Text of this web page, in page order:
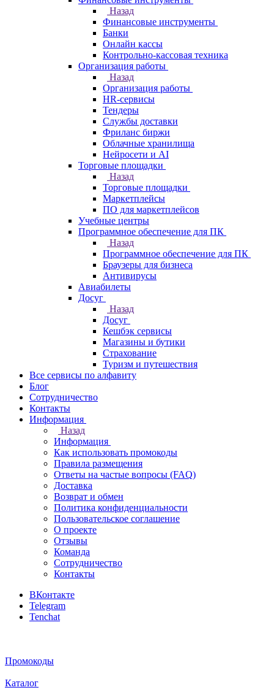
Назад
Финансовые инструменты
Банки
Онлайн кассы
Контрольно-кассовая техника
Организация работы
Назад
Организация работы
HR-сервисы
Тендеры
Службы доставки
Фриланс биржи
Облачные хранилища
Нейросети и AI
Торговые площадки
Назад
Торговые площадки
Маркетплейсы
ПО для маркетплейсов
Учебные центры
Программное обеспечение для ПК
Назад
Программное обеспечение для ПК
Браузеры для бизнеса
Антивирусы
Авиабилеты
Досуг
Назад
Досуг
Кешбэк сервисы
Магазины и бутики
Страхование
Туризм и путешествия
Все сервисы по алфавиту
Блог
Сотрудничество
Контакты
Информация
Назад
Информация
Как использовать промокоды
Правила размещения
Ответы на частые вопросы (FAQ)
Доставка
Возврат и обмен
Политика конфиденциальности
Пользовательское соглашение
О проекте
Отзывы
Команда
Сотрудничество
Контакты
ВКонтакте
Telegram
Tenchat
Промокоды
Каталог